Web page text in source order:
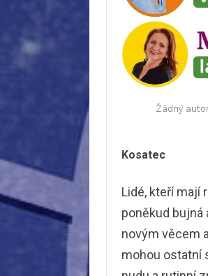
Kosatec
Lidé, kteří mají
poněkud bujná
novým věcem
mohou ostatní